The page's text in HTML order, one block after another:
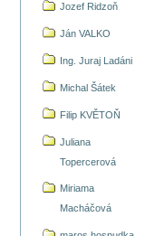
Jozef Ridzoň
Ján VALKO
Ing. Juraj Ladáni
Michal Šátek
Filip KVĚTOŇ
Juliana
Topercerová
Miriama
Macháčová